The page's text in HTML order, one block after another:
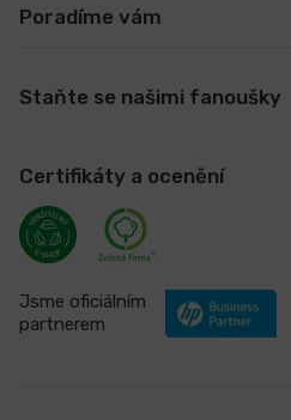
Poradíme vám
Staňte se našimi fanoušky
Certifikáty a ocenění
Jsme oficiálním
partnerem